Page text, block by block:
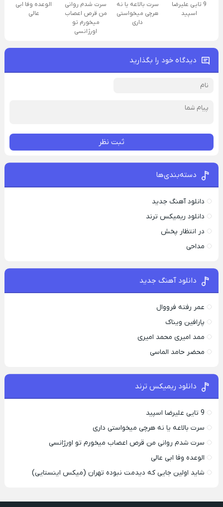
9 تایی علیرضا
اسپید
سرت بالاعه یا نه
هرچی میخواستی
داری
سرت شدم روانی
من قرص اعصاب
میخورم تو
اورژانسی
الوعده وفا ابی
عالی
دیدگاه خود را بگذارید
ثبت نظر
دسته‌بندی‌ها
دانلود آهنگ جدید
دانلود ریمیکس ترند
در انتظار پخش
مداحی
دانلود آهنگ جدید
عمر رفته فرووال
پارافين ویناک
ممد امیری محمد امیری
محضر حامد الماسی
دانلود ریمیکس ترند
9 تایی علیرضا اسپید
سرت بالاعه یا نه هرچی میخواستی داری
سرت شدم روانی من قرص اعصاب میخورم تو اورژانسی
الوعده وفا ابی عالی
شاید اولین جایی که دیدمت نبوده تهران (میکس اینستایی)